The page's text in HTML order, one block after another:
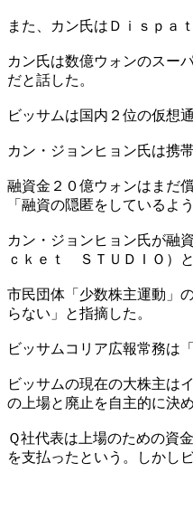
また、カン氏はＤｉｓｐａ
カン氏は数億ウォンのスー
だと話した。
ビッサムは国内２位の仮想
カン・ジョンヒョン氏は携
融資金２０億ウォンはまだ
「融資の隠匿をしているよ
カン・ジョンヒョン氏が融
ｃｋｅｔ ＳＴＵＤＩＯ）
市民団体「少数株主運動」
らない」と指摘した。
ビッサムコリア広報常務は
ビッサムの現在の大株主は
の上場と廃止を自主的に決
Ｑ社代表は上場のための資
を支払ったという。しかし